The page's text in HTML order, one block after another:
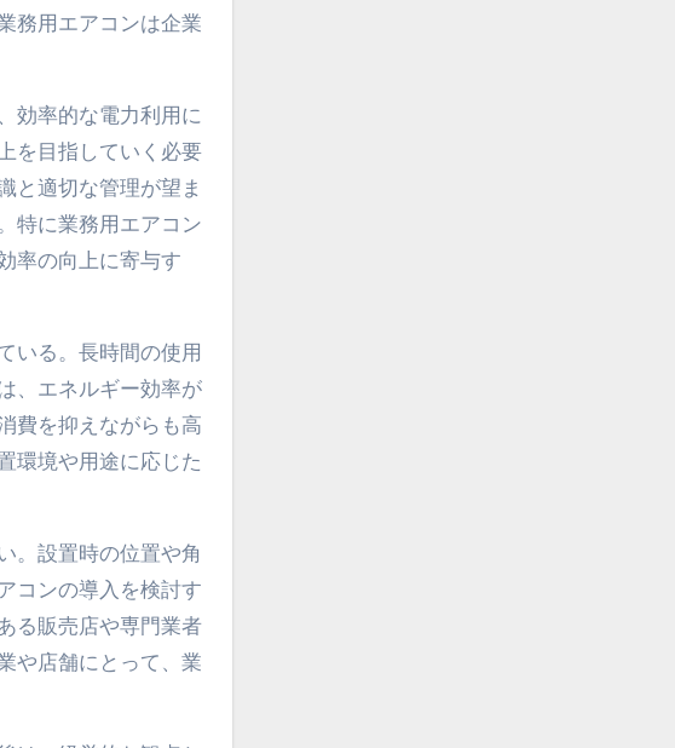
務用エアコンは企業
効率的な電力利用に
を目指していく必要
と適切な管理が望ま
特に業務用エアコン
率の向上に寄与す
いる。長時間の使用
、エネルギー効率が
費を抑えながらも高
環境や用途に応じた
。設置時の位置や角
コンの導入を検討す
る販売店や専門業者
や店舗にとって、業